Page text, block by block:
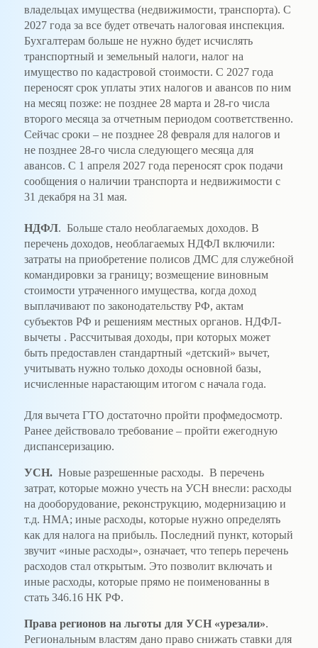
владельцах имущества (недвижимости, транспорта). С
2027 года за все будет отвечать налоговая инспекция.
Бухгалтерам больше не нужно будет исчислять
транспортный и земельный налоги, налог на
имущество по кадастровой стоимости. С 2027 года
переносят срок уплаты этих налогов и авансов по ним
на месяц позже: не позднее 28 марта и 28-го числа
второго месяца за отчетным периодом соответственно.
Сейчас сроки – не позднее 28 февраля для налогов и
не позднее 28-го числа следующего месяца для
авансов. С 1 апреля 2027 года переносят срок подачи
сообщения о наличии транспорта и недвижимости с
31 декабря на 31 мая.
НДФЛ. Больше стало необлагаемых доходов. В
перечень доходов, необлагаемых НДФЛ включили:
затраты на приобретение полисов ДМС для служебной
командировки за границу; возмещение виновным
стоимости утраченного имущества, когда доход
выплачивают по законодательству РФ, актам
субъектов РФ и решениям местных органов. НДФЛ-
вычеты . Рассчитывая доходы, при которых может
быть предоставлен стандартный «детский» вычет,
учитывать нужно только доходы основной базы,
исчисленные нарастающим итогом с начала года.
Для вычета ГТО достаточно пройти профмедосмотр.
Ранее действовало требование – пройти ежегодную
диспансеризацию.
УСН.Новые разрешенные расходы. В перечень
затрат, которые можно учесть на УСН внесли: расходы
на дооборудование, реконструкцию, модернизацию и
т.д. НМА; иные расходы, которые нужно определять
как для налога на прибыль. Последний пункт, который
звучит «иные расходы», означает, что теперь перечень
расходов стал открытым. Это позволит включать и
иные расходы, которые прямо не поименованны в
стать 346.16 НК РФ.
Права регионов на льготы для УСН «урезали».
Региональным властям дано право снижать ставки для